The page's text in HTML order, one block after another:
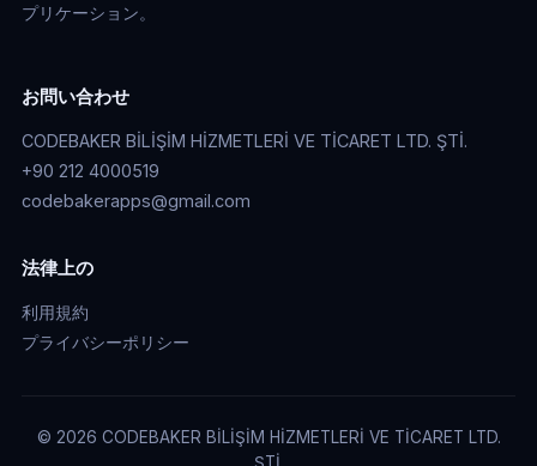
プリケーション。
お問い合わせ
CODEBAKER BİLİŞİM HİZMETLERİ VE TİCARET LTD. ŞTİ.
+90 212 4000519
codebakerapps@gmail.com
法律上の
利用規約
プライバシーポリシー
© 2026 CODEBAKER BİLİŞİM HİZMETLERİ VE TİCARET LTD.